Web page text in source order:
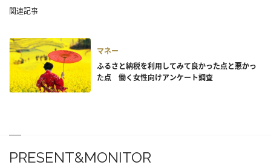
関連記事
マネー
ふるさと納税を利用してみて良かった点と悪かっ
た点 働く女性向けアンケート調査
PRESENT&MONITOR